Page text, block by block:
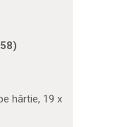
hârtie, 19 x